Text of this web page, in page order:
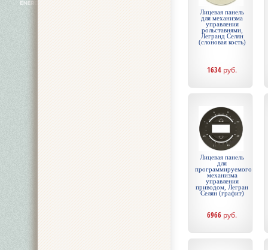
Лицевая панель
для механизма
управления
рольставнями,
Легранд Селян
(слоновая кость)
1634 руб.
Лицевая панель
для
программируемого
механизма
управления
приводом, Легран
Селян (графит)
6966 руб.